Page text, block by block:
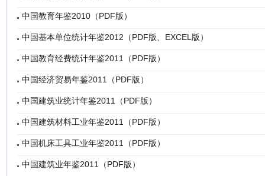
中国教育年鉴2010（PDF版）
中国基本单位统计年鉴2012（PDF版、EXCEL版）
中国教育经费统计年鉴2011（PDF版）
中国经济贸易年鉴2011（PDF版）
中国建筑业统计年鉴2011（PDF版）
中国建筑材料工业年鉴2011（PDF版）
中国机床工具工业年鉴2011（PDF版）
中国建筑业年鉴2011（PDF版）